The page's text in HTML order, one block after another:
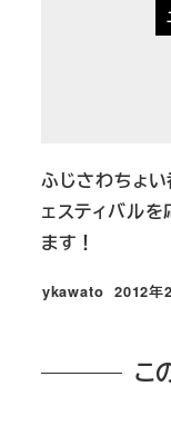
ふじさわちょ
ェスティバルを
ます！
ykawato
投稿日
2012年
こ